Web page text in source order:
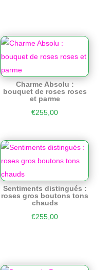
Charme Absolu :
bouquet de roses roses
et parme
€255,00
Sentiments distingués :
roses gros boutons tons
chauds
€255,00